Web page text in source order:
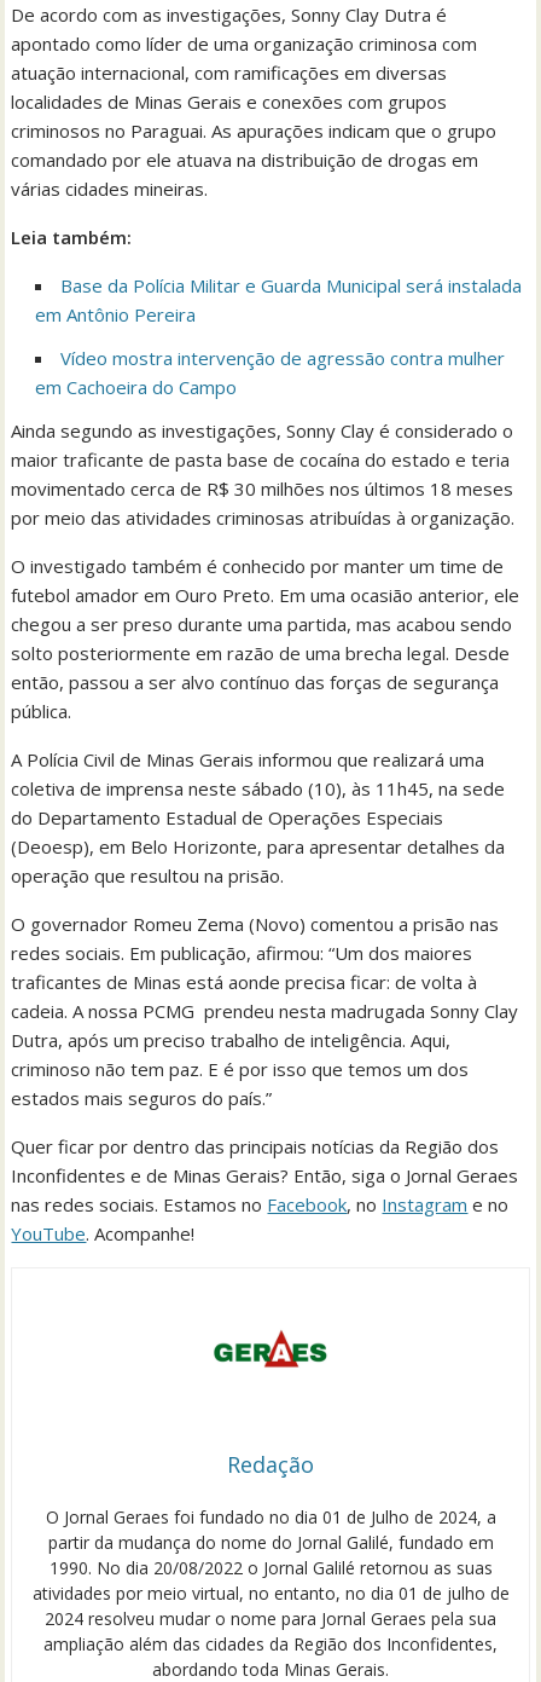
De acordo com as investigações, Sonny Clay Dutra é
apontado como líder de uma organização criminosa com
atuação internacional, com ramificações em diversas
localidades de Minas Gerais e conexões com grupos
criminosos no Paraguai. As apurações indicam que o grupo
comandado por ele atuava na distribuição de drogas em
várias cidades mineiras.
Leia também:
Base da Polícia Militar e Guarda Municipal será instalada
em Antônio Pereira
Vídeo mostra intervenção de agressão contra mulher
em Cachoeira do Campo
Ainda segundo as investigações, Sonny Clay é considerado o
maior traficante de pasta base de cocaína do estado e teria
movimentado cerca de R$ 30 milhões nos últimos 18 meses
por meio das atividades criminosas atribuídas à organização.
O investigado também é conhecido por manter um time de
futebol amador em Ouro Preto. Em uma ocasião anterior, ele
chegou a ser preso durante uma partida, mas acabou sendo
solto posteriormente em razão de uma brecha legal. Desde
então, passou a ser alvo contínuo das forças de segurança
pública.
A Polícia Civil de Minas Gerais informou que realizará uma
coletiva de imprensa neste sábado (10), às 11h45, na sede
do Departamento Estadual de Operações Especiais
(Deoesp), em Belo Horizonte, para apresentar detalhes da
operação que resultou na prisão.
O governador Romeu Zema (Novo) comentou a prisão nas
redes sociais. Em publicação, afirmou: “Um dos maiores
traficantes de Minas está aonde precisa ficar: de volta à
cadeia. A nossa PCMG prendeu nesta madrugada Sonny Clay
Dutra, após um preciso trabalho de inteligência. Aqui,
criminoso não tem paz. E é por isso que temos um dos
estados mais seguros do país.”
Quer ficar por dentro das principais notícias da Região dos
Inconfidentes e de Minas Gerais? Então, siga o Jornal Geraes
nas redes sociais. Estamos no Facebook, no Instagram e no
YouTube. Acompanhe!
Redação
O Jornal Geraes foi fundado no dia 01 de Julho de 2024, a
partir da mudança do nome do Jornal Galilé, fundado em
1990. No dia 20/08/2022 o Jornal Galilé retornou as suas
atividades por meio virtual, no entanto, no dia 01 de julho de
2024 resolveu mudar o nome para Jornal Geraes pela sua
ampliação além das cidades da Região dos Inconfidentes,
abordando toda Minas Gerais.